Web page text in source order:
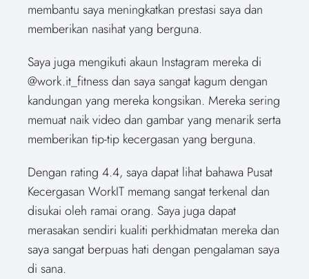
membantu saya meningkatkan prestasi saya dan
memberikan nasihat yang berguna.
Saya juga mengikuti akaun Instagram mereka di
@work.it_fitness dan saya sangat kagum dengan
kandungan yang mereka kongsikan. Mereka sering
memuat naik video dan gambar yang menarik serta
memberikan tip-tip kecergasan yang berguna.
Dengan rating 4.4, saya dapat lihat bahawa Pusat
Kecergasan WorkIT memang sangat terkenal dan
disukai oleh ramai orang. Saya juga dapat
merasakan sendiri kualiti perkhidmatan mereka dan
saya sangat berpuas hati dengan pengalaman saya
di sana.